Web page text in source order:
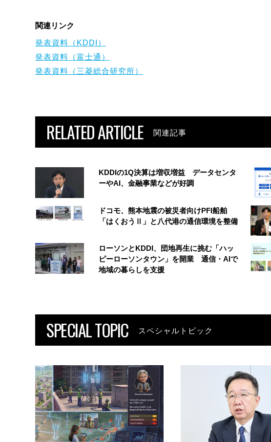
関連リンク
発表資料（KDDI）
発表資料（富士通）
発表資料（三菱総合研究所）
RELATED ARTICLE 関連記事
KDDIの1Q決算は増収増益 データセンタ
ーやAI、金融事業などが好調
ドコモ、熊本地震の被災者向けPFI船舶
「はくおうⅡ」と八代港の通信環境を整備
ローソンとKDDI、団地再生に挑む「ハッ
ピーローソンタウン」を開業 通信・AIで
地域の暮らしを支援
SPECIAL TOPIC スペシャルトピック